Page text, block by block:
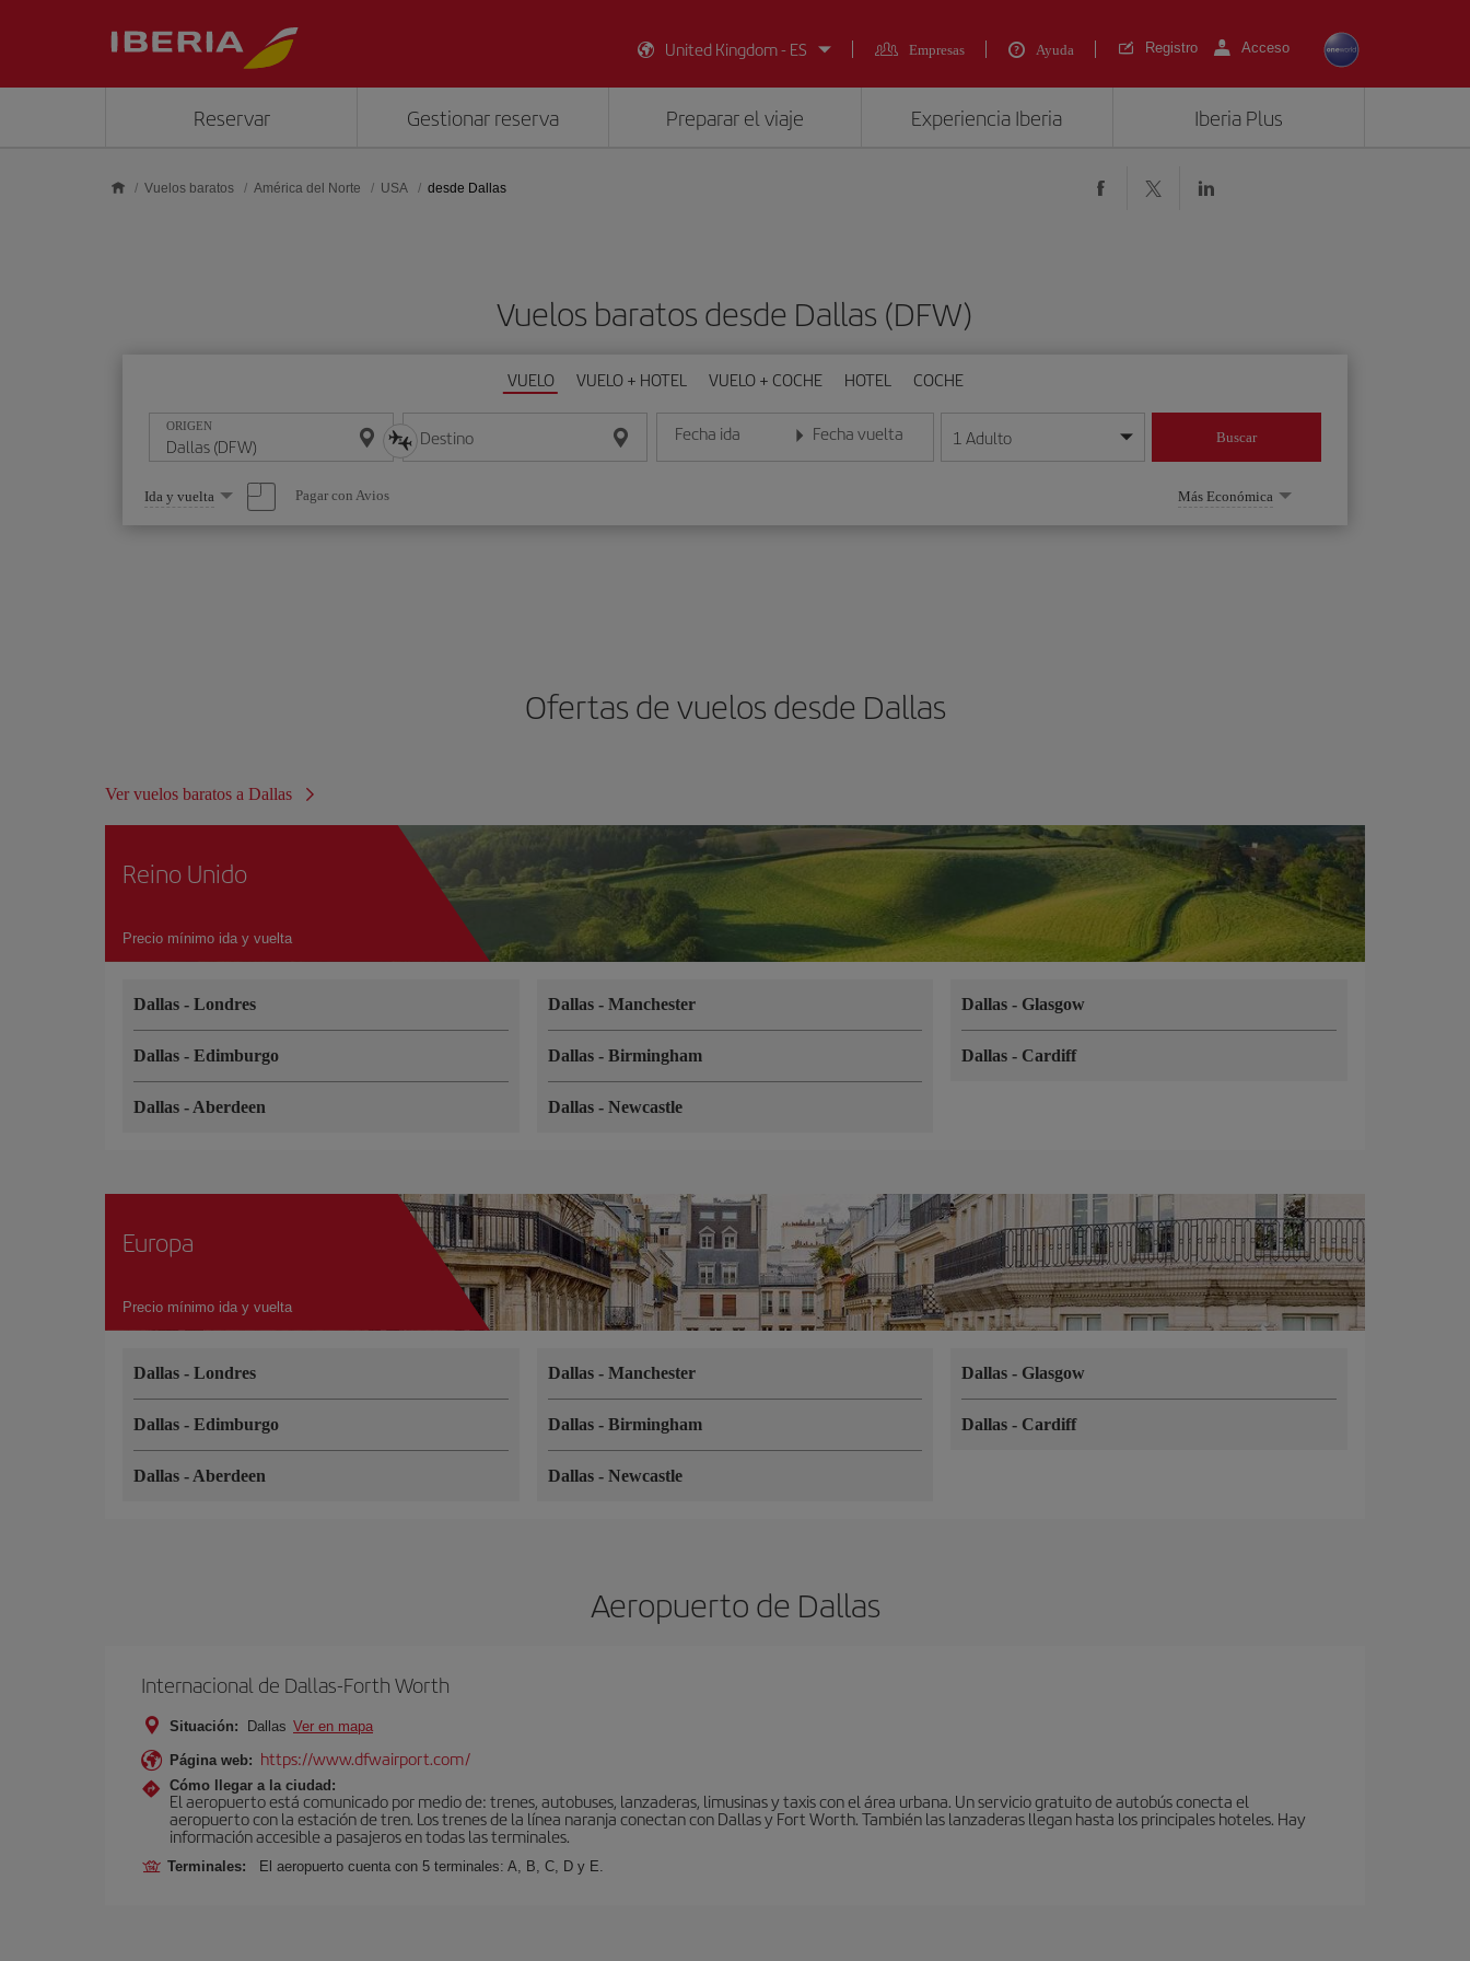
United Kingdom - ES
Empresas Ayuda Registro Acceso
Reservar Gestionar reserva Preparar el viaje Experiencia Iberia Iberia Plus
Vuelos baratos América del Norte USA desde Dallas
Vuelos baratos desde Dallas (DFW)
VUELO VUELO + HOTEL VUELO + COCHE HOTEL COCHE
ORIGEN Destino Fecha ida
Introduce la fecha en formato día/mes/año
Fecha vuelta
Introduce la fecha en formato día/mes/año
1 Adulto Buscar
Seleccione
una
opción
Ida y vuelta Pagar con Avios Más Económica
Ofertas de vuelos desde Dallas
Ver vuelos baratos a Dallas
Reino Unido
Precio mínimo ida y vuelta
Dallas - Londres
Dallas - Edimburgo
Dallas - Aberdeen
Dallas - Manchester
Dallas - Birmingham
Dallas - Newcastle
Dallas- Glasgow
Dallas- Cardiff
Europa
Precio mínimo ida y vuelta
Dallas - Londres
Dallas - Edimburgo
Dallas - Aberdeen
Dallas - Manchester
Dallas - Birmingham
Dallas - Newcastle
Dallas- Glasgow
Dallas- Cardiff
Aeropuerto de Dallas
Internacional de Dallas-Forth Worth
Situación: Dallas Ver en mapa
Página web: https://www.dfwairport.com/
Cómo llegar a la ciudad:
El aeropuerto está comunicado por medio de: trenes, autobuses, lanzaderas, limusinas y taxis con el área urbana. Un servicio gratuito de autobús conecta el
aeropuerto con la estación de tren. Los trenes de la línea naranja conectan con Dallas y Fort Worth. También las lanzaderas llegan hasta los principales hoteles. Hay
información accesible a pasajeros en todas las terminales.
Terminales: El aeropuerto cuenta con 5 terminales: A, B, C, D y E.